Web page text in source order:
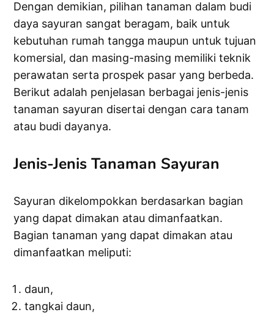
Dengan demikian, pilihan tanaman dalam budi
daya sayuran sangat beragam, baik untuk
kebutuhan rumah tangga maupun untuk tujuan
komersial, dan masing-masing memiliki teknik
perawatan serta prospek pasar yang berbeda.
Berikut adalah penjelasan berbagai jenis-jenis
tanaman sayuran disertai dengan cara tanam
atau budi dayanya.
Jenis-Jenis Tanaman Sayuran
Sayuran dikelompokkan berdasarkan bagian
yang dapat dimakan atau dimanfaatkan.
Bagian tanaman yang dapat dimakan atau
dimanfaatkan meliputi:
daun,
tangkai daun,